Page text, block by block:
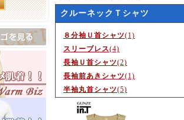
クルーネックＴシャツ
８分袖Ｕ首シャツ(1)
スリーブレス(4)
長袖Ｕ首シャツ(2)
長袖前あきシャツ(1)
半袖丸首シャツ(5)